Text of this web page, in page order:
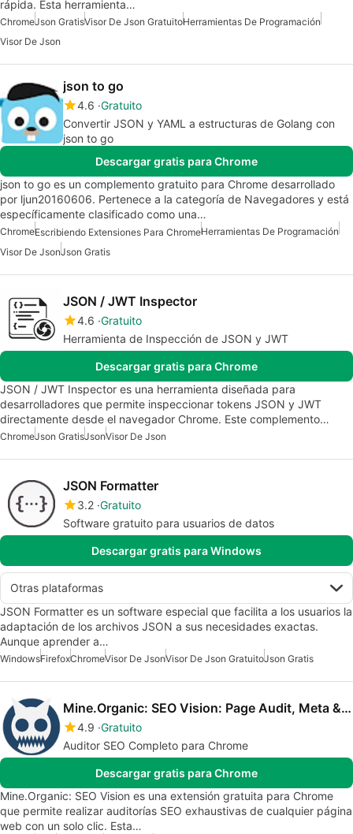
rápida. Esta herramienta…
ChromeJson GratisVisor De Json GratuitoHerramientas De Programación
Visor De Json
json to go
4.6 Gratuito
Convertir JSON y YAML a estructuras de Golang con
json to go
Descargar gratis para Chrome
json to go es un complemento gratuito para Chrome desarrollado
por ljun20160606. Pertenece a la categoría de Navegadores y está
específicamente clasificado como una…
ChromeEscribiendo Extensiones Para ChromeHerramientas De Programación
Visor De JsonJson Gratis
JSON / JWT Inspector
4.6 Gratuito
Herramienta de Inspección de JSON y JWT
Descargar gratis para Chrome
JSON / JWT Inspector es una herramienta diseñada para
desarrolladores que permite inspeccionar tokens JSON y JWT
directamente desde el navegador Chrome. Este complemento…
ChromeJson GratisJsonVisor De Json
JSON Formatter
3.2 Gratuito
Software gratuito para usuarios de datos
Descargar gratis para Windows
Otras plataformas
JSON Formatter es un software especial que facilita a los usuarios la
adaptación de los archivos JSON a sus necesidades exactas.
Aunque aprender a…
WindowsFirefoxChromeVisor De JsonVisor De Json GratuitoJson Gratis
Mine.Organic: SEO Vision: Page Audit, Meta & Keyword Checker
4.9 Gratuito
Auditor SEO Completo para Chrome
Descargar gratis para Chrome
Mine.Organic: SEO Vision es una extensión gratuita para Chrome
que permite realizar auditorías SEO exhaustivas de cualquier página
web con un solo clic. Esta…